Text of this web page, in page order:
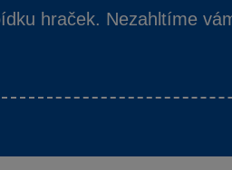
hraček. Nezahltíme